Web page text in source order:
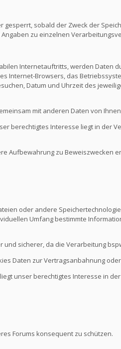
sobald der Zweck der
zu einzelnen
Internetauftritts, werden Daten
Internet-Browsers, das
Datum und Uhrzeit des
mit anderen Daten von
berechtigtes Interesse liegt in der
Aufbewahrung zu Beweiszwecken
oder andere
Umfang bestimmte
sicherer, da die Verarbeitung
Daten zur Vertragsanbahnung
unser berechtigtes Interesse in
Forums konsequent zu schützen.